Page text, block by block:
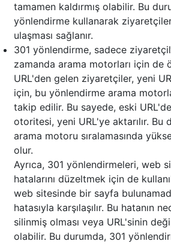
tamamen kaldırmış olabilir. Bu
yönlendirme kullanarak
ulaşması sağlanır.
301 yönlendirme, sadece
zamanda arama motorları için de
URL'den gelen ziyaretçiler, yeni
için, bu yönlendirme arama
takip edilir. Bu sayede, eski
otoritesi, yeni URL'ye aktarılır. Bu
arama motoru sıralamasında
olur.
Ayrıca, 301 yönlendirmeleri, web
hatalarını düzeltmek için de
web sitesinde bir sayfa
hatasıyla karşılaşılır. Bu hatanın
silinmiş olması veya URL'sinin
olabilir. Bu durumda, 301